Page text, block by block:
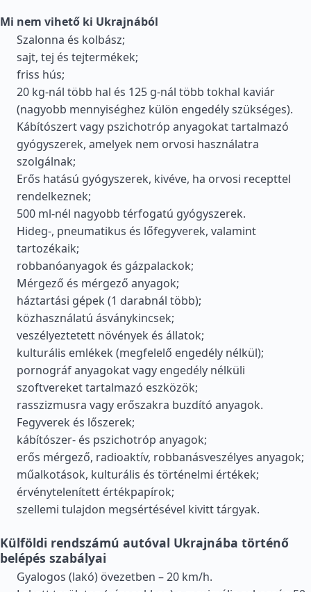
Mi nem vihető ki Ukrajnából
Szalonna és kolbász;
sajt, tej és tejtermékek;
friss hús;
20 kg-nál több hal és 125 g-nál több tokhal kaviár
(nagyobb mennyiséghez külön engedély szükséges).
Kábítószert vagy pszichotróp anyagokat tartalmazó
gyógyszerek, amelyek nem orvosi használatra
szolgálnak;
Erős hatású gyógyszerek, kivéve, ha orvosi recepttel
rendelkeznek;
500 ml-nél nagyobb térfogatú gyógyszerek.
Hideg-, pneumatikus és lőfegyverek, valamint
tartozékaik;
robbanóanyagok és gázpalackok;
Mérgező és mérgező anyagok;
háztartási gépek (1 darabnál több);
közhasználatú ásványkincsek;
veszélyeztetett növények és állatok;
kulturális emlékek (megfelelő engedély nélkül);
pornográf anyagokat vagy engedély nélküli
szoftvereket tartalmazó eszközök;
rasszizmusra vagy erőszakra buzdító anyagok.
Fegyverek és lőszerek;
kábítószer- és pszichotróp anyagok;
erős mérgező, radioaktív, robbanásveszélyes anyagok;
műalkotások, kulturális és történelmi értékek;
érvénytelenített értékpapírok;
szellemi tulajdon megsértésével kivitt tárgyak.
Külföldi rendszámú autóval Ukrajnába történő
belépés szabályai
Gyalogos (lakó) övezetben – 20 km/h.